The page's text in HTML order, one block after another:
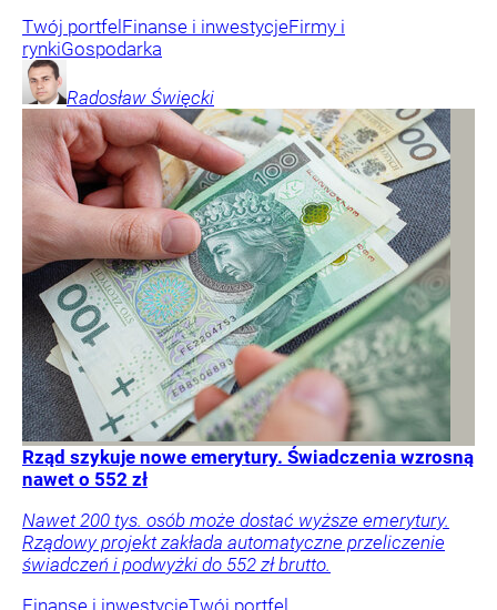
Twój portfelFinanse i inwestycjeFirmy i
rynkiGospodarka
Radosław Święcki
Rząd szykuje nowe emerytury. Świadczenia wzrosną
nawet o 552 zł
Nawet 200 tys. osób może dostać wyższe emerytury.
Rządowy projekt zakłada automatyczne przeliczenie
świadczeń i podwyżki do 552 zł brutto.
Finanse i inwestycjeTwój portfel